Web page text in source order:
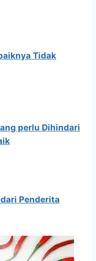
Tidak
perlu Dihindari
Penderita